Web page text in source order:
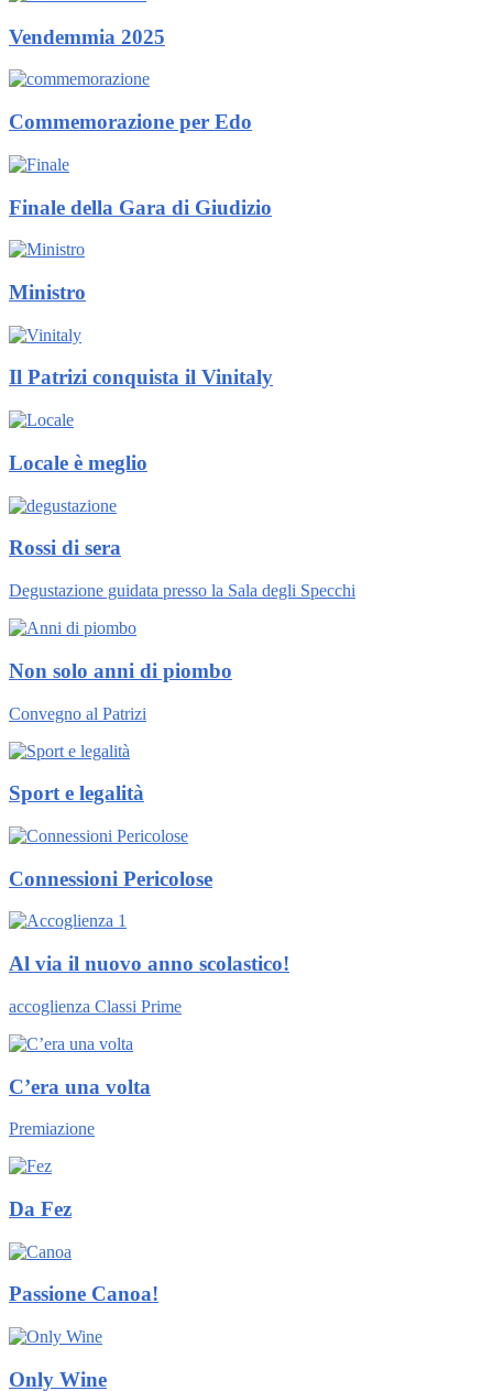
Vendemmia 2025
Commemorazione per Edo
Finale della Gara di Giudizio
Ministro
Il Patrizi conquista il Vinitaly
Locale è meglio
Rossi di sera
Degustazione guidata presso la Sala degli Specchi
Non solo anni di piombo
Convegno al Patrizi
Sport e legalità
Connessioni Pericolose
Al via il nuovo anno scolastico!
accoglienza Classi Prime
C’era una volta
Premiazione
Da Fez
Passione Canoa!
Only Wine